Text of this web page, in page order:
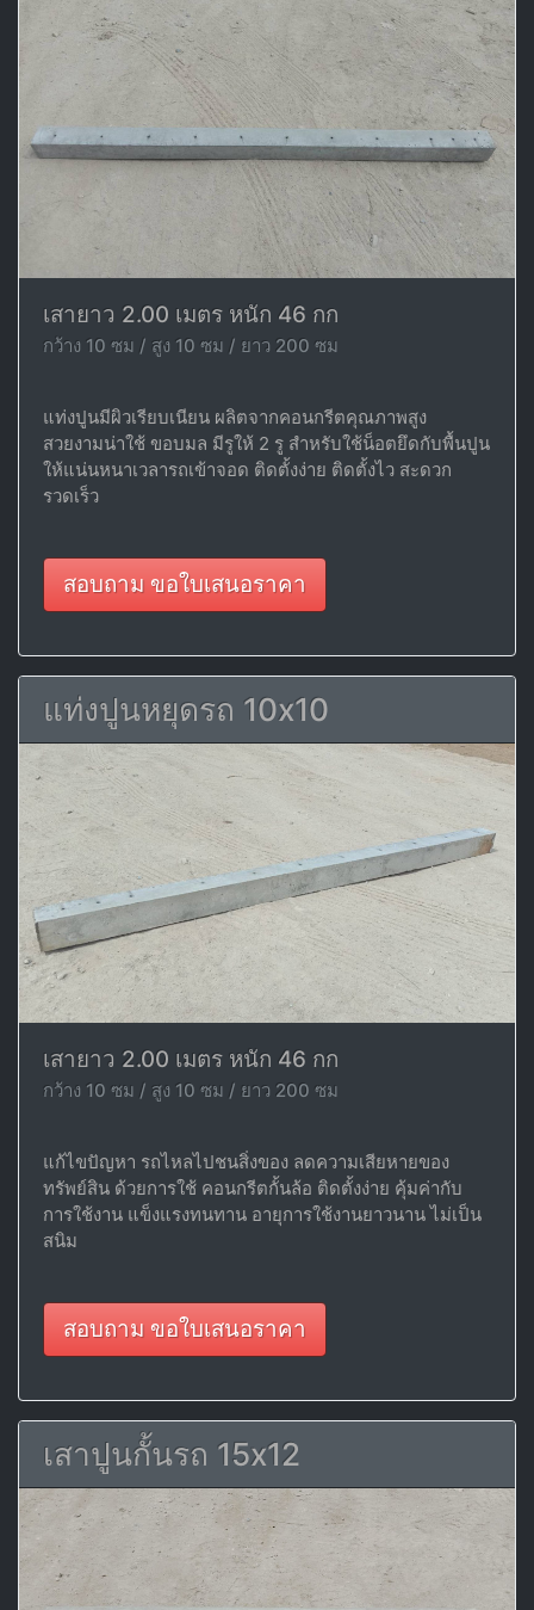
เสายาว 2.00 เมตร หนัก 46 กก
กว้าง 10 ซม / สูง 10 ซม / ยาว 200 ซม
แท่งปูนมีผิวเรียบเนียน ผลิตจากคอนกรีตคุณภาพสูง
สวยงามน่าใช้ ขอบมล มีรูให้ 2 รู สำหรับใช้น็อตยึดกับพื้นปูน
ให้แน่นหนาเวลารถเข้าจอด ติดตั้งง่าย ติดตั้งไว สะดวก
รวดเร็ว
สอบถาม ขอใบเสนอราคา
แท่งปูนหยุดรถ 10x10
เสายาว 2.00 เมตร หนัก 46 กก
กว้าง 10 ซม / สูง 10 ซม / ยาว 200 ซม
แก้ไขปัญหา รถไหลไปชนสิ่งของ ลดความเสียหายของ
ทรัพย์สิน ด้วยการใช้ คอนกรีตกั้นล้อ ติดตั้งง่าย คุ้มค่ากับ
การใช้งาน แข็งแรงทนทาน อายุการใช้งานยาวนาน ไม่เป็น
สนิม
สอบถาม ขอใบเสนอราคา
เสาปูนกั้นรถ 15x12